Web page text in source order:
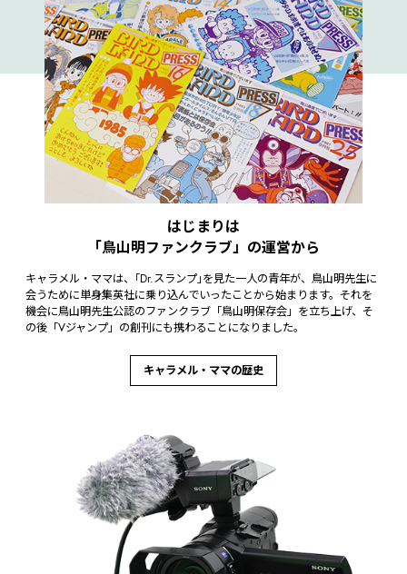
はじまりは
「鳥山明ファンクラブ」の運営から
キャラメル・ママは、｢Dr.スランプ｣を見た一人の青年が、鳥山明先生に
会うために単身集英社に乗り込んでいったことから始まります。それを
機会に鳥山明先生公認のファンクラブ「鳥山明保存会」を立ち上げ、そ
の後「Vジャンプ」の創刊にも携わることになりました。
キャラメル・ママの歴史